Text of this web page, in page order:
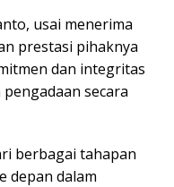
usai menerima
prestasi pihaknya
dan integritas
secara
berbagai tahapan
depan dalam